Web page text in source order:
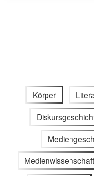
Körper
Medienwissenschaft